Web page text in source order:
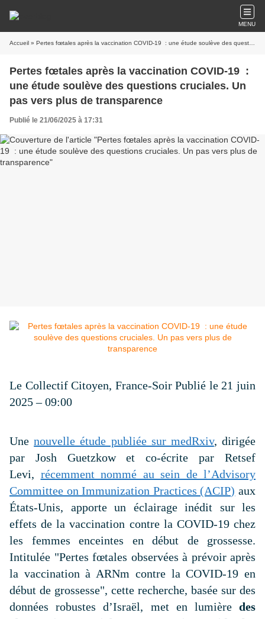
MENU
Accueil » Pertes fœtales après la vaccination COVID-19 : une étude soulève des questions cruciales. Un pas vers plus de transparence
Pertes fœtales après la vaccination COVID-19 :
une étude soulève des questions cruciales. Un
pas vers plus de transparence
Publié le 21/06/2025 à 17:31
Le Collectif Citoyen, France-SoirPublié le 21 juin
2025 – 09:00
Unenouvelle étude publiée sur medRxiv, dirigée
par Josh Guetzkow et co-écrite par Retsef
Levi, récemment nommé au sein de l’Advisory
Committee on Immunization Practices (ACIP) aux
États-Unis, apporte un éclairage inédit sur les
effets de la vaccination contre la COVID-19 chez
les femmes enceintes en début de grossesse.
Intitulée "Pertes fœtales observées à prévoir après
la vaccination à ARNm contre la COVID-19 en
début de grossesse", cette recherche, basée sur des
données robustes d’Israël, met en lumière des